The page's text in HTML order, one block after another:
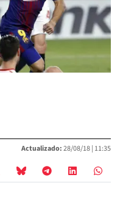
Actualizado:28/08/18 | 11:35